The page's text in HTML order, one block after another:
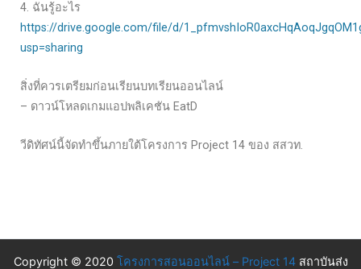
4. ฉันรู้อะไร
https://drive.google.com/file/d/
usp=sharing
สิ่งที่ควรเตรียมก่อนเรียนบทเรียนออนไลน์
– ดาวน์โหลดเกมแอปพลิเคชัน EatD
วีดิทัศน์นี้จัดทำขึ้นภายใต้โครงการ Project 14 ของ สสวท.
Copyright © 2020 โครงการสอนออนไลน์ – Project 14สถาบันส่ง